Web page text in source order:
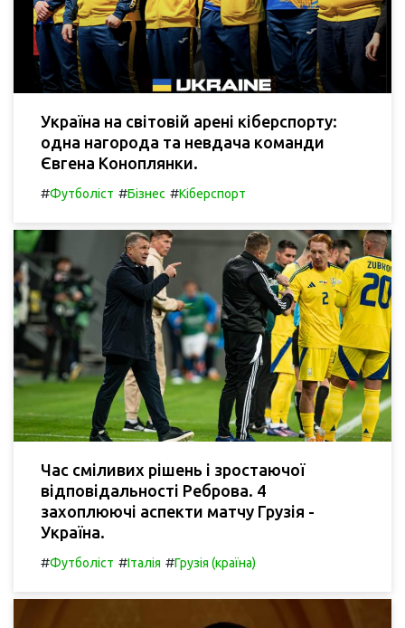
Україна на світовій арені кіберспорту:
одна нагорода та невдача команди
Євгена Коноплянки.
#Футболіст #Бізнес #Кіберспорт
Час сміливих рішень і зростаючої
відповідальності Реброва. 4
захоплюючі аспекти матчу Грузія -
Україна.
#Футболіст #Італія #Грузія (країна)